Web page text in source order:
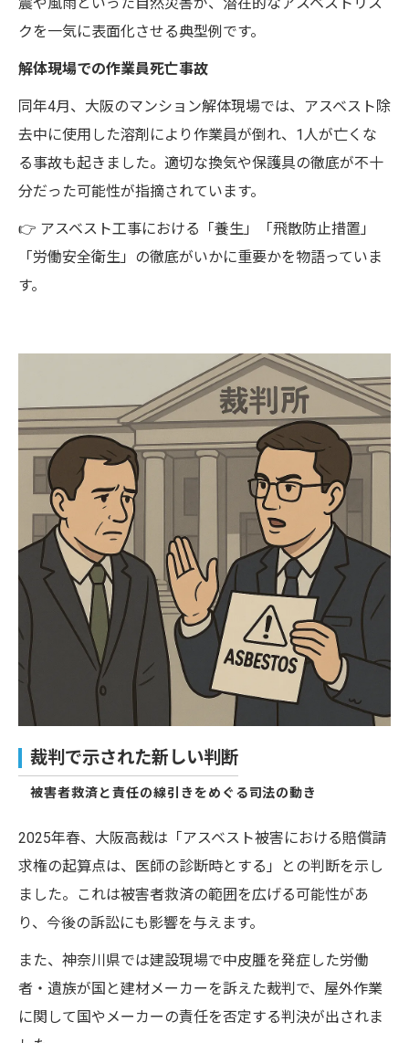
クを一気に表面化させる典型例です。
解体現場での作業員死亡事故
同年4月、大阪のマンション解体現場では、アスベスト除
去中に使用した溶剤により作業員が倒れ、1人が亡くな
る事故も起きました。適切な換気や保護具の徹底が不十
分だった可能性が指摘されています。
👉 アスベスト工事における「養生」「飛散防止措置」
「労働安全衛生」の徹底がいかに重要かを物語っていま
す。
裁判で示された新しい判断
被害者救済と責任の線引きをめぐる司法の動き
2025年春、大阪高裁は「アスベスト被害における賠償請
求権の起算点は、医師の診断時とする」との判断を示し
ました。これは被害者救済の範囲を広げる可能性があ
り、今後の訴訟にも影響を与えます。
また、神奈川県では建設現場で中皮腫を発症した労働
者・遺族が国と建材メーカーを訴えた裁判で、屋外作業
に関して国やメーカーの責任を否定する判決が出されま